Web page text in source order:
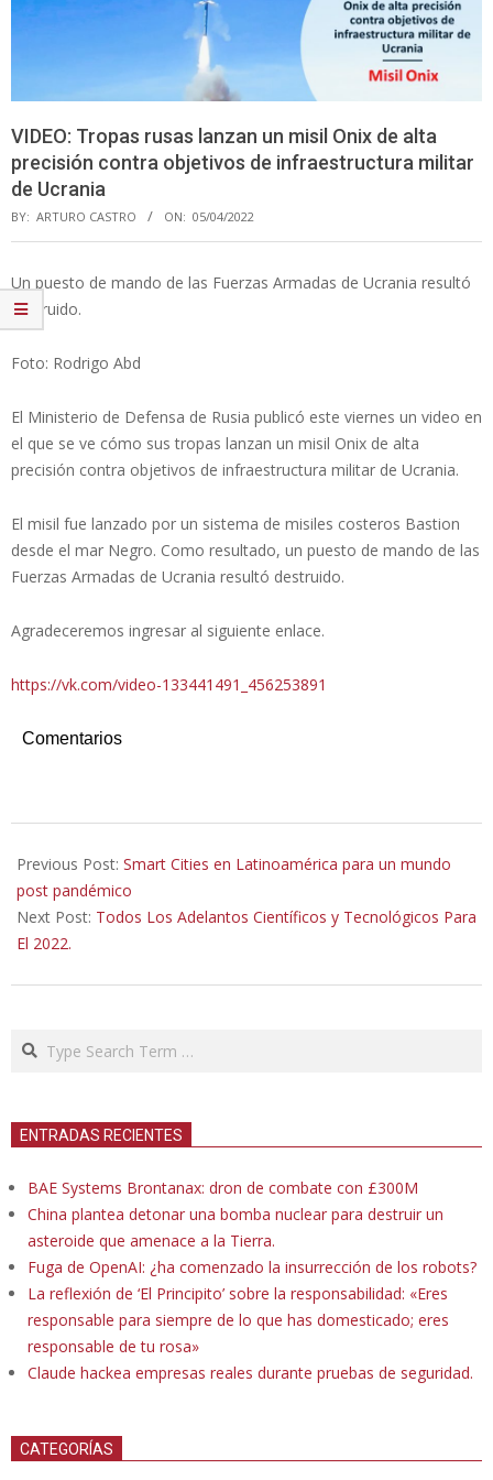
VIDEO: Tropas rusas lanzan un misil Onix de alta
precisión contra objetivos de infraestructura militar
de Ucrania
BY: ARTURO CASTRO ON: 05/04/2022
Un puesto de mando de las Fuerzas Armadas de Ucrania resultó
destruido.
Foto: Rodrigo Abd
El Ministerio de Defensa de Rusia publicó este viernes un video en
el que se ve cómo sus tropas lanzan un misil Onix de alta
precisión contra objetivos de infraestructura militar de Ucrania.
El misil fue lanzado por un sistema de misiles costeros Bastion
desde el mar Negro. Como resultado, un puesto de mando de las
Fuerzas Armadas de Ucrania resultó destruido.
Agradeceremos ingresar al siguiente enlace.
https://vk.com/video-133441491_456253891
Comentarios
04-
05
Previous Post: Smart Cities en Latinoamérica para un mundo
post pandémico
Next Post: Todos Los Adelantos Científicos y Tecnológicos Para
El 2022.
Search
ENTRADAS RECIENTES
BAE Systems Brontanax: dron de combate con £300M
China plantea detonar una bomba nuclear para destruir un
asteroide que amenace a la Tierra.
Fuga de OpenAI: ¿ha comenzado la insurrección de los robots?
La reflexión de ‘El Principito’ sobre la responsabilidad: «Eres
responsable para siempre de lo que has domesticado; eres
responsable de tu rosa»
Claude hackea empresas reales durante pruebas de seguridad.
CATEGORÍAS